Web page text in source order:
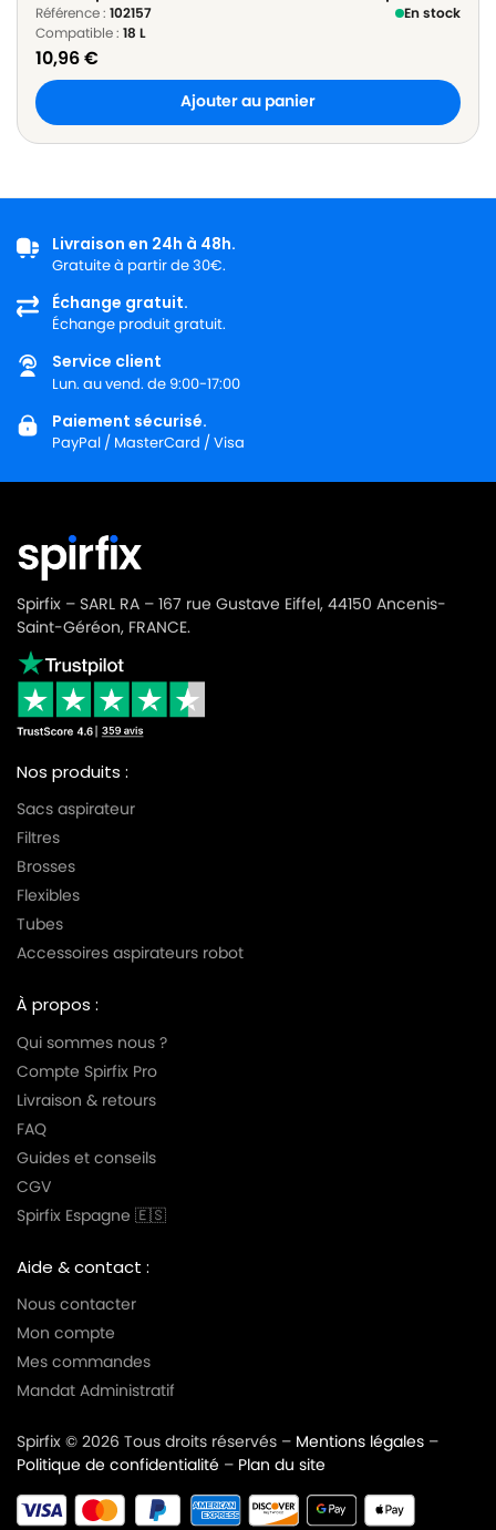
Référence : 102157
En stock
Compatible : 18 L
10,96€
Ajouter au panier
Livraison en 24h à 48h.
Gratuite à partir de 30€.
Échange gratuit.
Échange produit gratuit.
Service client
Lun. au vend. de 9:00-17:00
Paiement sécurisé.
PayPal / MasterCard / Visa
Spirfix – SARL RA – 167 rue Gustave Eiffel, 44150 Ancenis-
Saint-Géréon, FRANCE.
Nos produits :
Sacs aspirateur
Filtres
Brosses
Flexibles
Tubes
Accessoires aspirateurs robot
À propos :
Qui sommes nous ?
Compte Spirfix Pro
Livraison & retours
FAQ
Guides et conseils
CGV
Spirfix Espagne 🇪🇸
Aide & contact :
Nous contacter
Mon compte
Mes commandes
Mandat Administratif
Spirfix © 2026 Tous droits réservés – Mentions légales –
Politique de confidentialité – Plan du site